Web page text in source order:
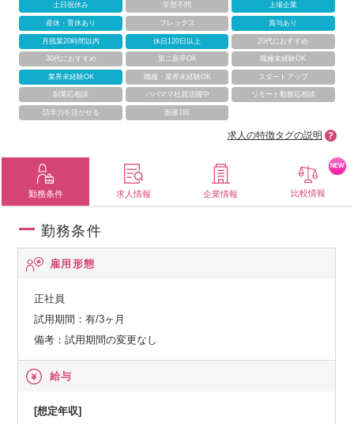
土日祝休み 学歴不問 上場企業
産休・育休あり フレックス 賞与あり
月残業20時間以内 休日120日以上 20代におすすめ
30代におすすめ 第二新卒OK 職種未経験OK
業界未経験OK 職種・業界未経験OK スタートアップ
副業応相談 パパママ社員活躍中 リモート勤務応相談
語学力を活かせる 面接1回
求人の特徴タグの説明
勤務条件 求人情報 企業情報 比較情報
NEW
勤務条件
雇用形態
正社員
試用期間：有/3ヶ月
備考：試用期間の変更なし
給与
[想定年収]